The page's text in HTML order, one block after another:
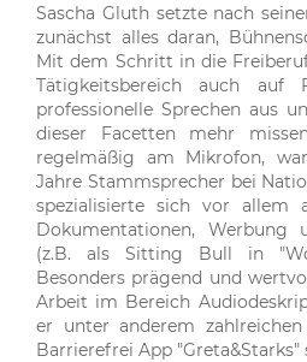
Sascha Gluth setzte nach
zunächst alles daran,
Mit dem Schritt in die
Tätigkeitsbereich auch
professionelle Sprechen aus
dieser Facetten mehr
regelmäßig am Mikrofon,
Jahre Stammsprecher bei
spezialisierte sich vor allem
Dokumentationen, Werbung
(z.B. als Sitting Bull in
Besonders prägend und
Arbeit im Bereich
er unter anderem
Barrierefrei App